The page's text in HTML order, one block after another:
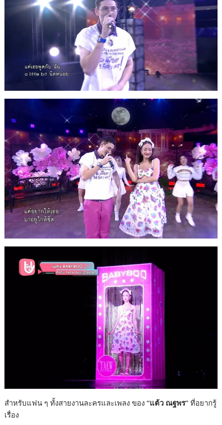
สำหรับแฟน ๆ ทั้งสายงานละครและเพลง ของ“แต้ว ณฐพร” ที่อยากรู้
เรื่อง